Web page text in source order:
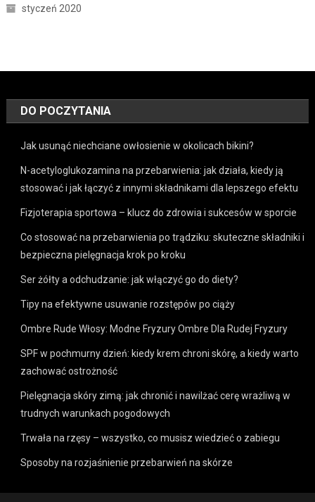
styczeń 2020
DO POCZYTANIA
Jak usunąć niechciane owłosienie w okolicach bikini?
N-acetyloglukozamina na przebarwienia: jak działa, kiedy ją
stosować i jak łączyć z innymi składnikami dla lepszego efektu
Fizjoterapia sportowa – klucz do zdrowia i sukcesów w sporcie
Co stosować na przebarwienia po trądziku: skuteczne składniki i
bezpieczna pielęgnacja krok po kroku
Ser żółty a odchudzanie: jak włączyć go do diety?
Tipy na efektywne usuwanie rozstępów po ciąży
Ombre Rude Włosy: Modne Fryzury Ombre Dla Rudej Fryzury
SPF w pochmurny dzień: kiedy krem chroni skórę, a kiedy warto
zachować ostrożność
Pielęgnacja skóry zimą: jak chronić i nawilżać cerę wrażliwą w
trudnych warunkach pogodowych
Trwała na rzęsy – wszystko, co musisz wiedzieć o zabiegu
Sposoby na rozjaśnienie przebarwień na skórze